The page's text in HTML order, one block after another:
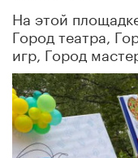
На этой
Город театра,
игр, Город